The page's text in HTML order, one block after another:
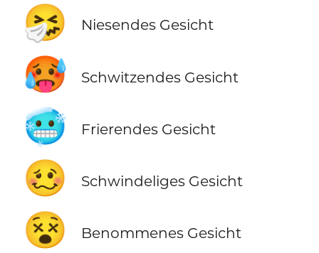
🤧 Niesendes Gesicht
🥵 Schwitzendes Gesicht
🥶 Frierendes Gesicht
🥴 Schwindeliges Gesicht
😵 Benommenes Gesicht